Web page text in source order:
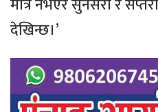
देखिन्छ।’